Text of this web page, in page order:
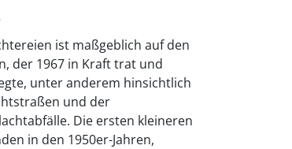
ist maßgeblich auf den
der 1967 in Kraft trat und
unter anderem hinsichtlich
und der
Die ersten kleineren
in den 1950er-Jahren,